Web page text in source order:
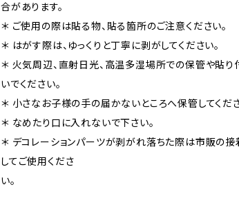
合があります。
＊ ご使用の際は貼る物、貼る箇所のご注意ください。
＊ はがす際は、ゆっくりと丁寧に剥がしてください。
＊ 火気周辺、直射日光、高温多湿場所での保管や貼り
いでください。
＊ 小さなお子様の手の届かないところへ保管して
＊ なめたり口に入れないで下さい。
＊ デコレーションパーツが剥がれ落ちた際は市販の
してご使用くださ
い